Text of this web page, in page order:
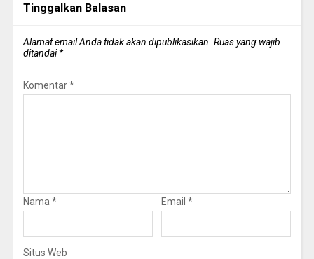
Tinggalkan Balasan
Alamat email Anda tidak akan dipublikasikan. Ruas yang wajib
ditandai*
Komentar*
Nama * Email *
Situs Web